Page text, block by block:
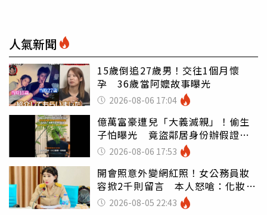
人氣新聞
15歲倒追27歲男！交往1個月懷
孕 36歲當阿嬤故事曝光
2026-08-06 17:04
億萬富豪遭兒「大義滅親」！偷生
子怕曝光 竟盜鄰居身份辦假證落
戶 2026-08-06 17:53
開會照意外變網紅照！女公務員妝
容掀2千則留言 本人怒嗆：化妝有
錯嗎2026-08-05 22:43